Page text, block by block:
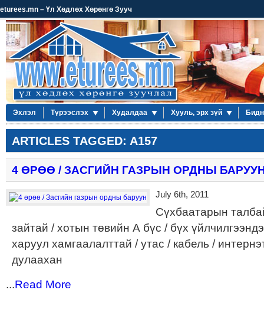
eturees.mn – Үл Хөдлөх Хөрөнгө Зууч
Эхлэл Түрээслэх Худалдаа Хууль, эрх зүй
ARTICLES TAGGED: A157
4 ӨРӨӨ / ЗАСГИЙН ГАЗРЫН ОРДНЫ
July 6th, 2011
Сүхбаатарын
зайтай / хотын төвийн А бүс / бүх
харуул хамгаалалттай / утас / кабель /
дулаахан
...Read More